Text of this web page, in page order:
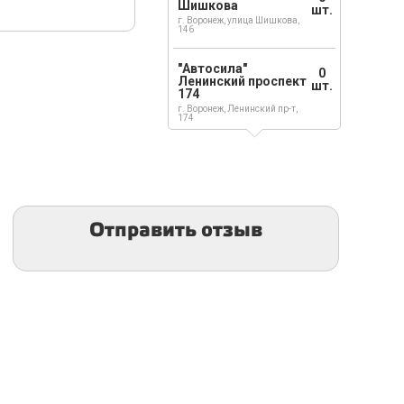
Шишкова
г. Воронеж, улица Шишкова,
146
шт.
"Автосила"
Ленинский проспект
174
г. Воронеж, Ленинский пр-т,
174
0
шт.
Отправить отзыв